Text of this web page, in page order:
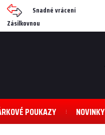
Snadné vrácení
Zásilkovnou
POUKAZY NOVINKY